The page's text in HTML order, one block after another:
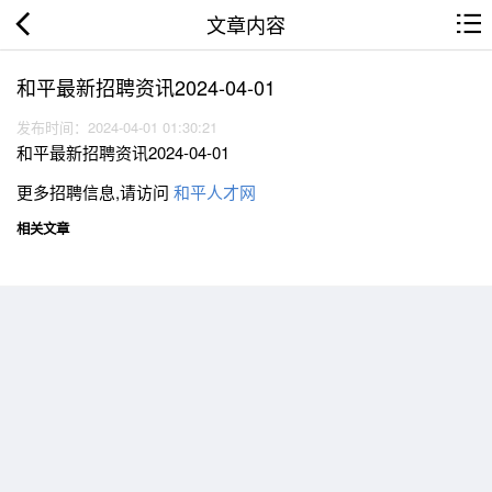
文章内容
和平最新招聘资讯2024-04-01
发布时间：2024-04-01 01:30:21
和平最新招聘资讯2024-04-01
更多招聘信息,请访问 和平人才网
相关文章